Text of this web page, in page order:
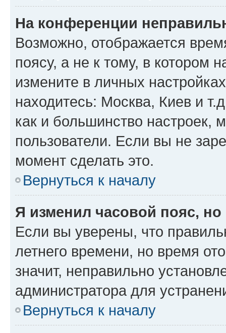
На конференции
Возможно, отображается
поясу, а не к тому, в котором
измените в личных
находитесь: Москва, Киев и
как и большинство настроек,
пользователи. Если вы не
момент сделать это.
Вернуться к началу
Я изменил часовой пояс,
Если вы уверены, что
летнего времени, но время
значит, неправильно
администратора для
Вернуться к началу